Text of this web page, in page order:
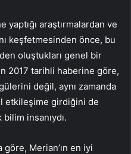
yaptığı araştırmalardan ve
keşfetmesinden önce, bu
oluştukları genel bir
2017 tarihli haberine göre,
değil, aynı zamanda
etkileşime girdiğini de
insanıydı.
Merian’ın en iyi